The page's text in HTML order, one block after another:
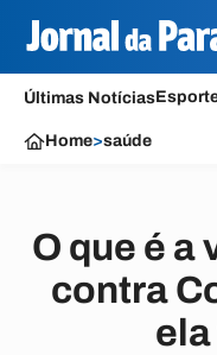
Últimas Notícias
Home>saúde
O que é
contra